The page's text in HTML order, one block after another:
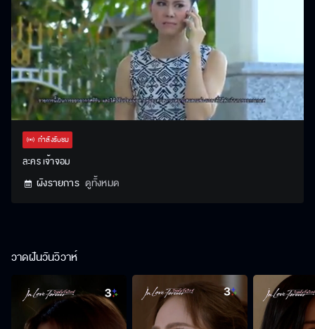
UnmuteStream Settings
กำลังรับชม
ละคร เจ้าจอม
ผังรายการ ดูทั้งหมด
วาดฝันวันวิวาห์